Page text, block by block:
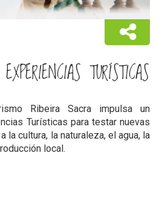
TURÍSTICAS
Ribeira Sacra impulsa un
Turísticas para testar nuevas
la cultura, la naturaleza, el agua, la
local.